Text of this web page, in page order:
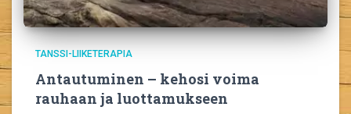
TANSSI-LIIKETERAPIA
Antautuminen – kehosi voima
rauhaan ja luottamukseen